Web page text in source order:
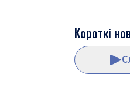
Короткі